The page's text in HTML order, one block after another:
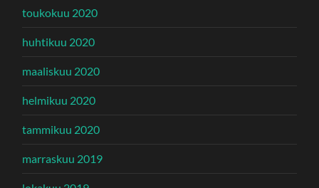
toukokuu 2020
huhtikuu 2020
maaliskuu 2020
helmikuu 2020
tammikuu 2020
marraskuu 2019